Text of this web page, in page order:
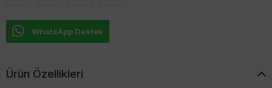
WhatsApp Destek
Ürün Özellikleri